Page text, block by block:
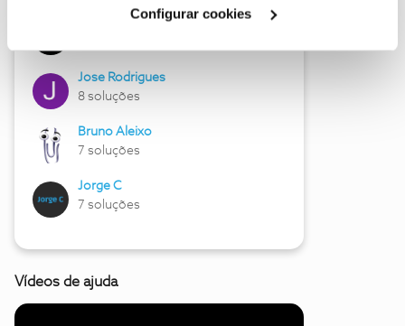
Configurar cookies
Jose Rodrigues
8 soluções
Bruno Aleixo
7 soluções
Jorge C
7 soluções
Vídeos de ajuda